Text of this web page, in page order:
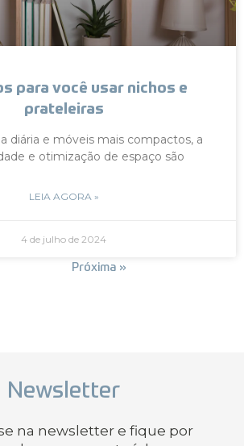
para você usar nichos e
prateleiras
diária e móveis mais compactos, a
e otimização de espaço são
LEIA AGORA »
4 de julho de 2024
Próxima »
Newsletter
na newsletter e fique por